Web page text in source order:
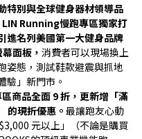
特別與全球健身器材領導品
Running慢跑專區獨家打
進名列美國第一大健身品牌
面板， 消費者可以現場換上
姿態，測試鞋款避震與抓地
驗」新門市。
商品全面 9 折，更新增「滿
的現折優惠。 最讓跑友心動
元以上」（不論是購買